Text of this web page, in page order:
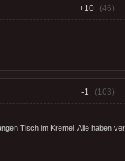
+10 (46)
-1 (103)
Tisch im Kremel. Alle haben